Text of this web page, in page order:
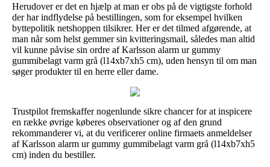
Herudover er det en hjælp at man er obs på de vigtigste forhold
der har indflydelse på bestillingen, som for eksempel hvilken
byttepolitik netshoppen tilsikrer. Her er det tilmed afgørende, at
man når som helst gemmer sin kvitteringsmail, således man altid
vil kunne påvise sin ordre af Karlsson alarm ur gummy
gummibelagt varm grå (l14xb7xh5 cm), uden hensyn til om man
søger produkter til en herre eller dame.
Trustpilot fremskaffer nogenlunde sikre chancer for at inspicere
en række øvrige køberes observationer og af den grund
rekommanderer vi, at du verificerer online firmaets anmeldelser
af Karlsson alarm ur gummy gummibelagt varm grå (l14xb7xh5
cm) inden du bestiller.